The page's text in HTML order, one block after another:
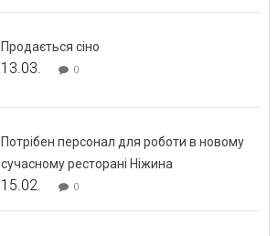
Продається сіно
13.03. 0
Потрібен персонал для роботи в новому
сучасному ресторані Ніжина
15.02. 0